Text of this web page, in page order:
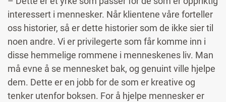
interessert i mennesker. Når klientene våre forteller
oss historier, så er dette historier som de ikke sier til
noen andre. Vi er privilegerte som får komme inn i
disse hemmelige rommene i menneskenes liv. Man
må evne å se mennesket bak, og genuint ville hjelpe
dem. Dette er en jobb for de som er kreative og
tenker utenfor boksen. For å hjelpe mennesker er